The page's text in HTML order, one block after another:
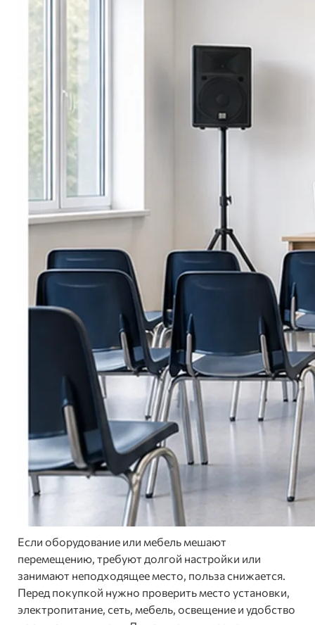
Если оборудование или мебель мешают
перемещению, требуют долгой настройки или
занимают неподходящее место, польза снижается.
Перед покупкой нужно проверить место установки,
электропитание, сеть, мебель, освещение и удобство